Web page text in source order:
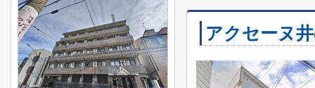
アクセーヌ